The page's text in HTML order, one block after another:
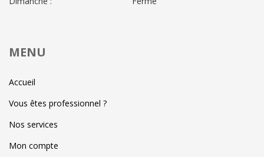
MENU
Accueil
Vous êtes professionnel ?
Nos services
Mon compte